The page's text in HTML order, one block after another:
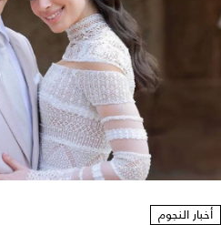
أخبار النجوم